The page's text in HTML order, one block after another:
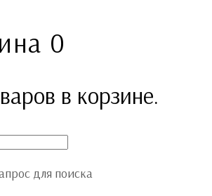
0
в корзине.
для поиска